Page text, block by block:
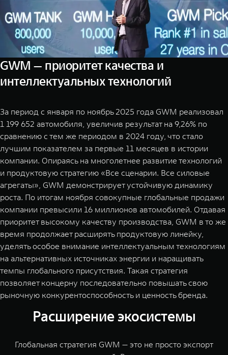
GWM — приоритет качества и
интеллектуальных технологий
За период с января по ноябрь 2025 года GWM реализовал
1 199 652 автомобиля, увеличив результат на 9,26% по
сравнению с тем же периодом в 2024 году, что стало
лучшим показателем за первые 11 месяцев в истории
компании. Опираясь на многолетнее развитие технологий
и продуктовую стратегию «Все сценарии. Все силовые
агрегаты», GWM демонстрирует устойчивую динамику
роста. По итогам ноября совокупные глобальные продажи
компании превысили 16 миллионов автомобилей. Отдавая
приоритет высокому качеству производства, GWM в то же
время продолжает расширять продуктовую линейку,
уделять особое внимание интеллектуальным технологиям
на альтернативных источниках энергии и наращивать
темпы глобального присутствия. Такая стратегия
позволяет концерну последовательно повышать свою
рыночную конкурентоспособность и ценность бренда.
Расширение экосистемы
Глобальная стратегия GWM — это не просто экспорт